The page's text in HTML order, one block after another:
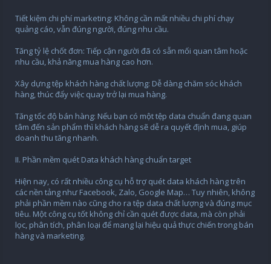
Tiết kiệm chi phí marketing: Không cần mất nhiều chi phí chạy
quảng cáo, vẫn đúng người, đúng nhu cầu.
Tăng tỷ lệ chốt đơn: Tiếp cận người đã có sẵn mối quan tâm hoặc
nhu cầu, khả năng mua hàng cao hơn.
Xây dựng tệp khách hàng chất lượng: Dễ dàng chăm sóc khách
hàng, thúc đẩy việc quay trở lại mua hàng.
Tăng tốc độ bán hàng: Nếu bạn có một tệp data chuẩn đang quan
tâm đến sản phẩm thì khách hàng sẽ dễ ra quyết định mua, giúp
doanh thu tăng nhanh.
II. Phần mềm quét Data khách hàng chuẩn target
Hiện nay, có rất nhiều công cụ hỗ trợ quét data khách hàng trên
các nền tảng như Facebook, Zalo, Google Map… Tuy nhiên, không
phải phần mềm nào cũng cho ra tệp data chất lượng và đúng mục
tiêu. Một công cụ tốt không chỉ cần quét được data, mà còn phải
lọc, phân tích, phân loại để mang lại hiệu quả thực chiến trong bán
hàng và marketing.